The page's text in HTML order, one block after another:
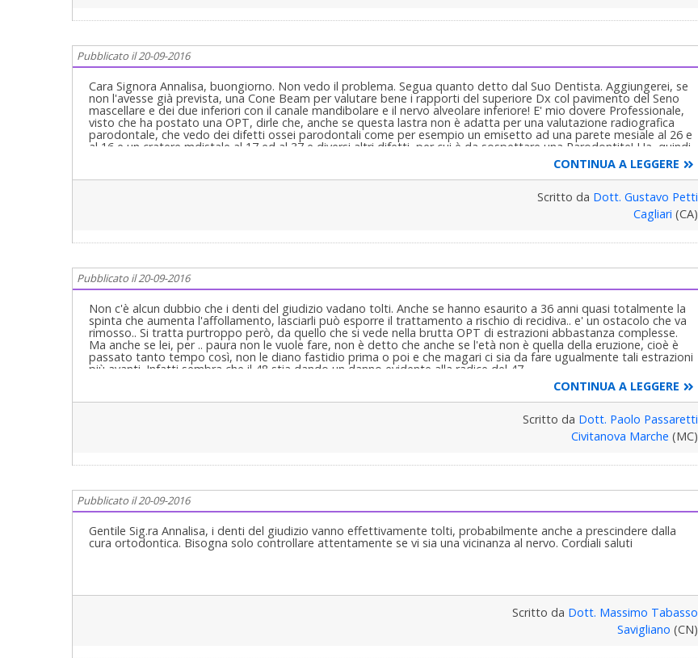
Pubblicato il 20-09-2016
Cara Signora Annalisa, buongiorno. Non vedo il problema. Segua quanto detto dal Suo Dentista. Aggiungerei, se
non l'avesse già prevista, una Cone Beam per valutare bene i rapporti del superiore Dx col pavimento del Seno
mascellare e dei due inferiori con il canale mandibolare e il nervo alveolare inferiore! E' mio dovere Professionale,
visto che ha postato una OPT, dirle che, anche se questa lastra non è adatta per una valutazione radiografica
parodontale, che vedo dei difetti ossei parodontali come per esempio un emisetto ad una parete mesiale al 26 e
al 16 e un cratere mdistale al 17 ed al 37 e diversi altri difetti, per cui è da sospettare una Parodontite! Ha, quindi,
bisogno di una Visita Parodontale che è costituita da due visite intervallate da una preparazione iniziale con
Igiene Professionale della tasca, Curettage e Scaling per rimuovere il tessuto di granulazione dall'interno della
tasca stessa che falsa la presa delle misurazioni della sua profondità, le Rx endorali complete, i modelli di studio e
che nella seconda visita si riprendono le misure delle tasche (sei misure in sei punti di ogni dente di tutta la bocca)
che ora saranno quelle vere e dalla differenza tra le prime e le seconde si fa diagnosi sul tipo di Parodontite, sulla
sua Aggressività, sulla sua attività e si emette una Prognosi e si pianifica una eventuale terapia! Vada tranquilla e
CONTINUA A LEGGERE
Scritto da Dott. Gustavo Petti
Cagliari (CA)
Pubblicato il 20-09-2016
Non c'è alcun dubbio che i denti del giudizio vadano tolti. Anche se hanno esaurito a 36 anni quasi totalmente la
spinta che aumenta l'affollamento, lasciarli può esporre il trattamento a rischio di recidiva.. e' un ostacolo che va
rimosso.. Si tratta purtroppo però, da quello che si vede nella brutta OPT di estrazioni abbastanza complesse.
Ma anche se lei, per .. paura non le vuole fare, non è detto che anche se l'età non è quella della eruzione, cioè è
passato tanto tempo così, non le diano fastidio prima o poi e che magari ci sia da fare ugualmente tali estrazioni
più avanti. Infatti sembra che il 48 stia dando un danno evidente alla radice del 47.
CONTINUA A LEGGERE
Scritto da Dott. Paolo Passaretti
Civitanova Marche (MC)
Pubblicato il 20-09-2016
Gentile Sig.ra Annalisa, i denti del giudizio vanno effettivamente tolti, probabilmente anche a prescindere dalla
cura ortodontica. Bisogna solo controllare attentamente se vi sia una vicinanza al nervo. Cordiali saluti
Scritto da Dott. Massimo Tabasso
Savigliano (CN)